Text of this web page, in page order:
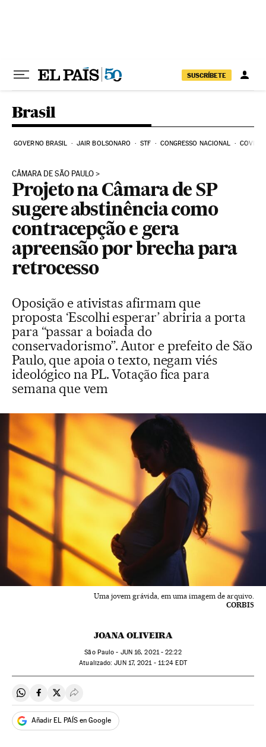
SUSCRÍBETE
Brasil
GOVERNO BRASIL JAIR BOLSONARO STF CONGRESSO NACIONAL COVID-
CÂMARA DE SÃO PAULO
Projeto na Câmara de SP
sugere abstinência como
contracepção e gera
apreensão por brecha para
retrocesso
Oposição e ativistas afirmam que
proposta ‘Escolhi esperar’ abriria a porta
para “passar a boiada do
conservadorismo”. Autor e prefeito de São
Paulo, que apoia o texto, negam viés
ideológico na PL. Votação fica para
semana que vem
Uma jovem grávida, em uma imagem de arquivo.
CORBIS
JOANA OLIVEIRA
São Paulo - JUN16, 2021 - 22:22
atualizado: JUN17, 2021 - 11:24 EDT
Compartir en Whatsapp
Compartir en Facebook
Compartir en Twitter
Desplegar Redes Sociales
Añadir EL PAÍS en Google